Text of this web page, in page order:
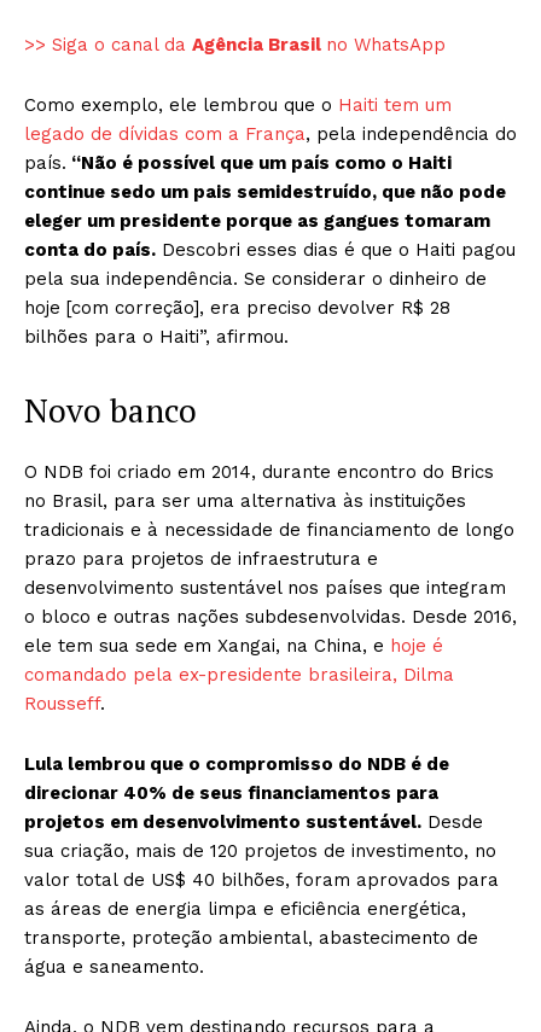
>> Siga o canal da Agência Brasil no WhatsApp
Como exemplo, ele lembrou que o Haiti tem um
legado de dívidas com a França, pela independência do
país. “Não é possível que um país como o Haiti
continue sedo um pais semidestruído, que não pode
eleger um presidente porque as gangues tomaram
conta do país. Descobri esses dias é que o Haiti pagou
pela sua independência. Se considerar o dinheiro de
hoje [com correção], era preciso devolver R$ 28
bilhões para o Haiti”, afirmou.
Novo banco
O NDB foi criado em 2014, durante encontro do Brics
no Brasil, para ser uma alternativa às instituições
tradicionais e à necessidade de financiamento de longo
prazo para projetos de infraestrutura e
desenvolvimento sustentável nos países que integram
o bloco e outras nações subdesenvolvidas. Desde 2016,
ele tem sua sede em Xangai, na China, e hoje é
comandado pela ex-presidente brasileira, Dilma
Rousseff.
Lula lembrou que o compromisso do NDB é de
direcionar 40% de seus financiamentos para
projetos em desenvolvimento sustentável. Desde
sua criação, mais de 120 projetos de investimento, no
valor total de US$ 40 bilhões, foram aprovados para
as áreas de energia limpa e eficiência energética,
transporte, proteção ambiental, abastecimento de
água e saneamento.
Ainda, o NDB vem destinando recursos para a